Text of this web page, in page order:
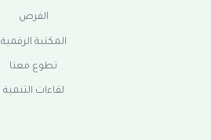
الفرص
المكتبة الرقمية
تطوع معنا
لقاءات التنمية